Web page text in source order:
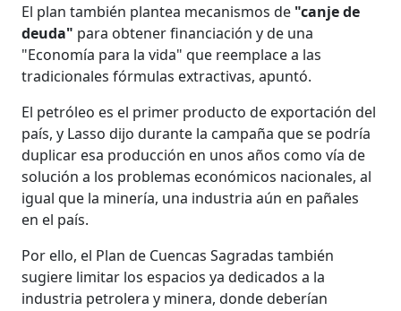
El plan también plantea mecanismos de "canje de
deuda" para obtener financiación y de una
"Economía para la vida" que reemplace a las
tradicionales fórmulas extractivas, apuntó.
El petróleo es el primer producto de exportación del
país, y Lasso dijo durante la campaña que se podría
duplicar esa producción en unos años como vía de
solución a los problemas económicos nacionales, al
igual que la minería, una industria aún en pañales
en el país.
Por ello, el Plan de Cuencas Sagradas también
sugiere limitar los espacios ya dedicados a la
industria petrolera y minera, donde deberían